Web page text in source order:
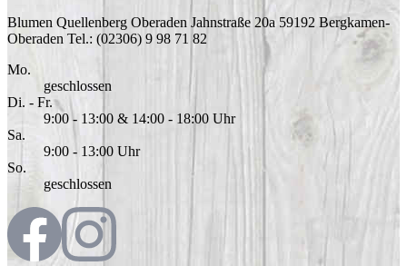
Blumen Quellenberg Oberaden Jahnstraße 20a 59192 Bergkamen-
Oberaden Tel.: (02306) 9 98 71 82
Mo.
geschlossen
Di. - Fr.
9:00 - 13:00 & 14:00 - 18:00 Uhr
Sa.
9:00 - 13:00 Uhr
So.
geschlossen